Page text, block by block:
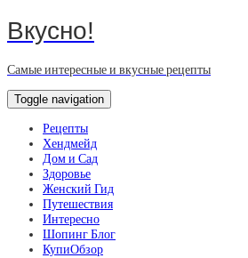
Вкусно!
Самые интересные и вкусные рецепты
Toggle navigation
Рецепты
Хендмейд
Дом и Сад
Здоровье
Женский Гид
Путешествия
Интересно
Шопинг Блог
КупиОбзор